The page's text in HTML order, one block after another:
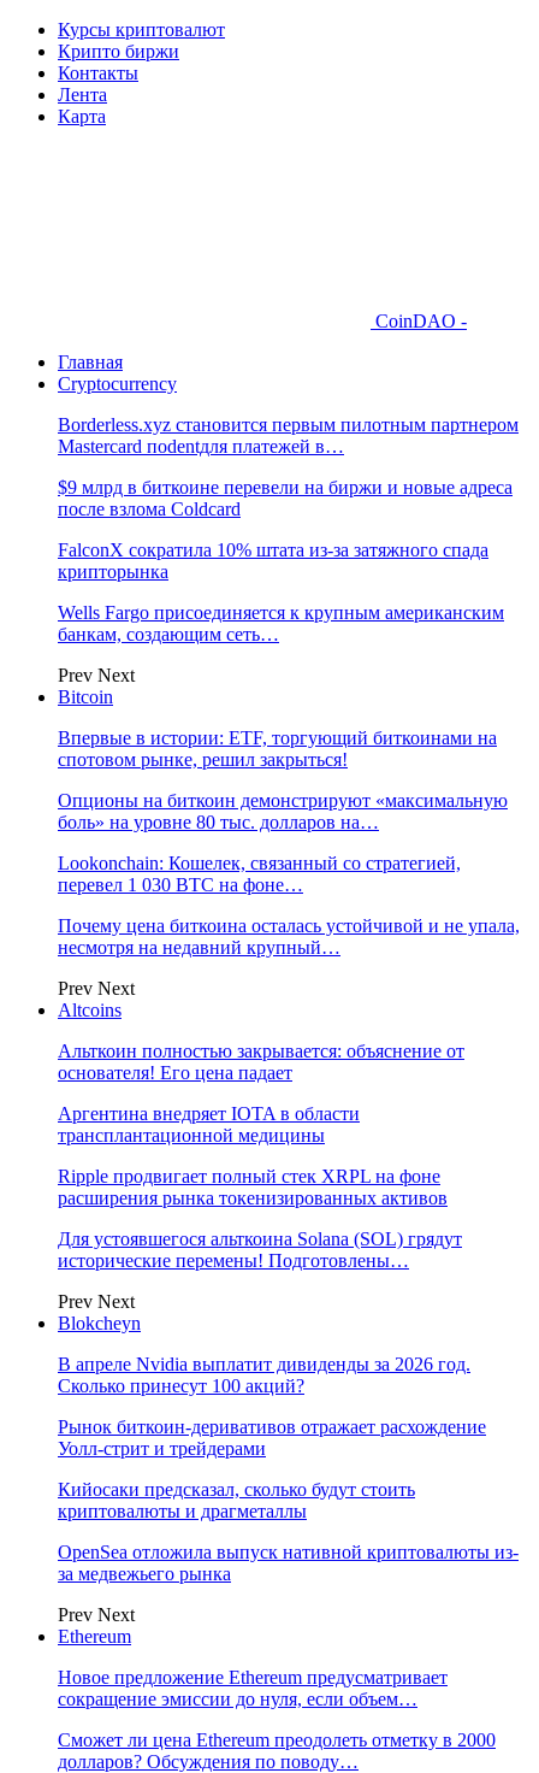
Курсы криптовалют
Крипто биржи
Контакты
Лента
Карта
CoinDAO -
Главная
Cryptocurrency
Borderless.xyz становится первым пилотным партнером
Mastercard поdentдля платежей в…
$9 млрд в биткоине перевели на биржи и новые адреса
после взлома Coldcard
FalconX сократила 10% штата из-за затяжного спада
крипторынка
Wells Fargo присоединяется к крупным американским
банкам, создающим сеть…
Prev Next
Bitcoin
Впервые в истории: ETF, торгующий биткоинами на
спотовом рынке, решил закрыться!
Опционы на биткоин демонстрируют «максимальную
боль» на уровне 80 тыс. долларов на…
Lookonchain: Кошелек, связанный со стратегией,
перевел 1 030 BTC на фоне…
Почему цена биткоина осталась устойчивой и не упала,
несмотря на недавний крупный…
Prev Next
Altcoins
Альткоин полностью закрывается: объяснение от
основателя! Его цена падает
Аргентина внедряет IOTA в области
трансплантационной медицины
Ripple продвигает полный стек XRPL на фоне
расширения рынка токенизированных активов
Для устоявшегося альткоина Solana (SOL) грядут
исторические перемены! Подготовлены…
Prev Next
Blokcheyn
В апреле Nvidia выплатит дивиденды за 2026 год.
Сколько принесут 100 акций?
Рынок биткоин-деривативов отражает расхождение
Уолл-стрит и трейдерами
Кийосаки предсказал, сколько будут стоить
криптовалюты и драгметаллы
OpenSea отложила выпуск нативной криптовалюты из-
за медвежьего рынка
Prev Next
Ethereum
Новое предложение Ethereum предусматривает
сокращение эмиссии до нуля, если объем…
Сможет ли цена Ethereum преодолеть отметку в 2000
долларов? Обсуждения по поводу…